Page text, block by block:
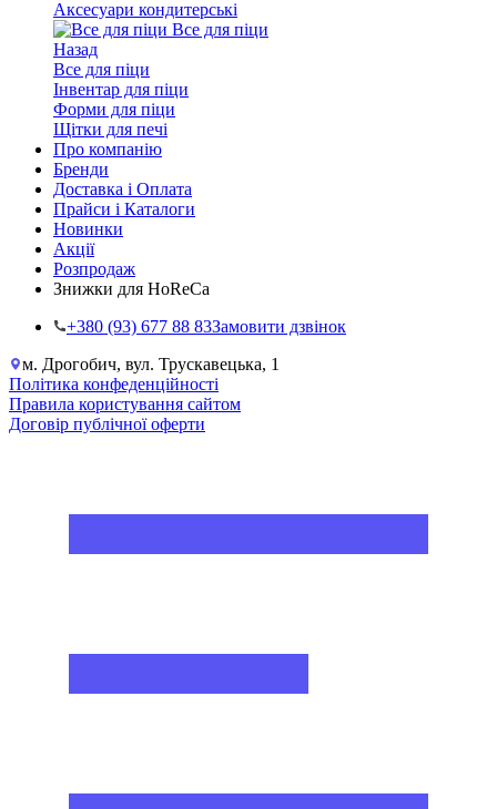
Аксесуари кондитерські
Все для піци
Назад
Все для піци
Інвентар для піци
Форми для піци
Щітки для печі
Про компанію
Бренди
Доставка і Оплата
Прайси і Каталоги
Новинки
Акції
Розпродаж
Знижки для HoReCa
+38‎0 (93) 677 88 83Замовити дзвінок
м. Дрогобич, вул. Трускавецька, 1
Політика конфеденційності
Правила користування сайтом
Договір публічної оферти